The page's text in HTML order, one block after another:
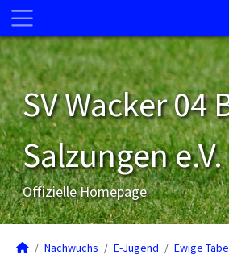
SV Wacker 04
Salzungen e.V.
Offizielle Homepage
Nachwuchs E-Jugend
Ewige